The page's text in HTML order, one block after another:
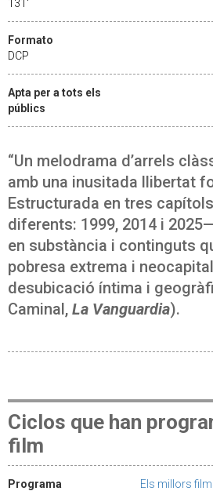
131'
Formato
DCP
Apta per a tots els
públics
“Un melodrama d’arrels
amb una inusitada llibertat
Estructurada en tres
diferents: 1999, 2014 i
en substància i continguts
pobresa extrema i
desubicació íntima i
Caminal, La Vanguardia).
Ciclos que han
film
Programa
Els millors